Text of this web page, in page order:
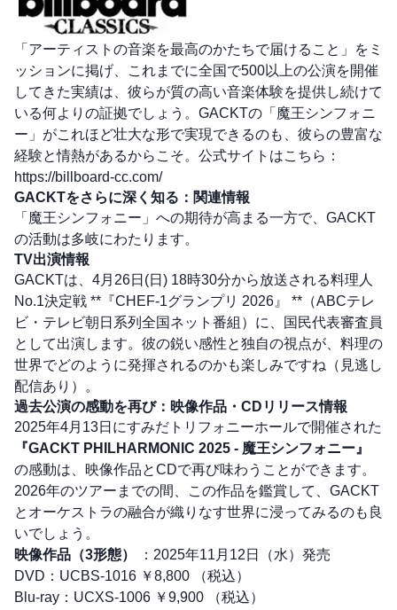
「アーティストの音楽を最高のかたちで届けること」をミ
ッションに掲げ、これまでに全国で500以上の公演を開催
してきた実績は、彼らが質の高い音楽体験を提供し続けて
いる何よりの証拠でしょう。GACKTの「魔王シンフォニ
ー」がこれほど壮大な形で実現できるのも、彼らの豊富な
経験と情熱があるからこそ。公式サイトはこちら：
https://billboard-cc.com/
GACKTをさらに深く知る：関連情報
「魔王シンフォニー」への期待が高まる一方で、GACKT
の活動は多岐にわたります。
TV出演情報
GACKTは、4月26日(日) 18時30分から放送される料理人
No.1決定戦 **『CHEF-1グランプリ 2026』 **（ABCテレ
ビ・テレビ朝日系列全国ネット番組）に、国民代表審査員
として出演します。彼の鋭い感性と独自の視点が、料理の
世界でどのように発揮されるのかも楽しみですね（見逃し
配信あり）。
過去公演の感動を再び：映像作品・CDリリース情報
2025年4月13日にすみだトリフォニーホールで開催された
『GACKT PHILHARMONIC 2025 - 魔王シンフォニー』
の感動は、映像作品とCDで再び味わうことができます。
2026年のツアーまでの間、この作品を鑑賞して、GACKT
とオーケストラの融合が織りなす世界に浸ってみるのも良
いでしょう。
映像作品（3形態）
：2025年11月12日（水）発売
DVD：UCBS-1016 ￥8,800 （税込）
Blu-ray：UCXS-1006 ￥9,900 （税込）